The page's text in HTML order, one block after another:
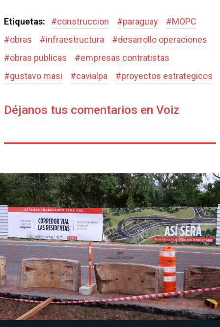
Etiquetas: #construccion #paraguay #MOPC
#obras #infraestructura #desarrollo operaciones
#obras publicas #empresas contratistas
#gustavo masi #cavialpa #proyectos estrategicos
Déjanos tus comentarios en Voiz